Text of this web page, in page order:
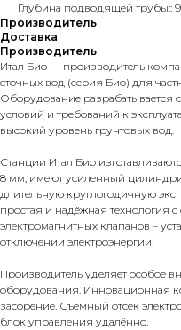
Глубина подводящей трубы::
Производитель
Доставка
Производитель
Итал Био — производитель
сточных вод (серия Био) для
Оборудование разрабатывается
условий и требований к
высокий уровень грунтовых вод.
Станции Итал Био
8 мм, имеют усиленный
длительную круглогодичную
простая и надёжная технология
электромагнитных клапанов –
отключении электроэнергии.
Производитель уделяет особое
оборудования. Инновационная
засорение. Съёмный отсек
блок управления удалённо.